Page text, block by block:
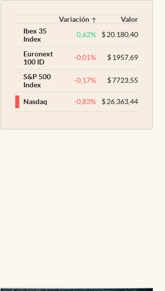
Variación
Valor
Ibex 35
Index
0,62% $20.180,40
Euronext
100 ID
-0,01% $1957,69
S&P 500
Index
-0,17% $7723,55
Nasdaq -0,83% $26.363,44